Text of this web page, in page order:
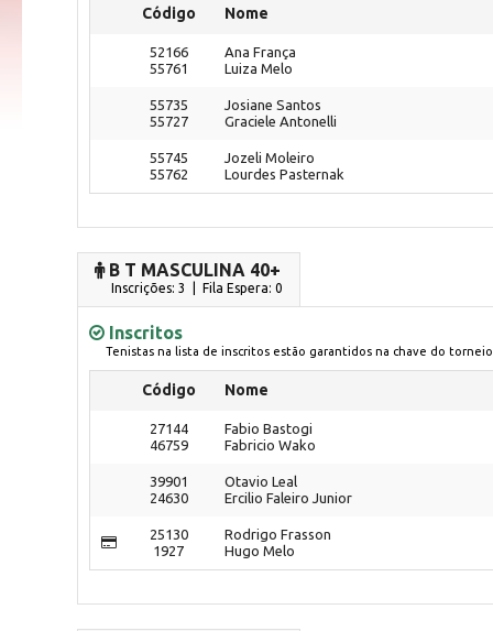
Código Nome
52166
55761
Ana França
Luiza Melo
55735
55727
Josiane Santos
Graciele Antonelli
55745
55762
Jozeli Moleiro
Lourdes Pasternak
B T MASCULINA 40+
Inscrições: 3 | Fila Espera: 0
Inscritos
Tenistas na lista de inscritos estão garantidos na chave do torneio
Código Nome
27144
46759
Fabio Bastogi
Fabricio Wako
39901
24630
Otavio Leal
Ercilio Faleiro Junior
25130
1927
Rodrigo Frasson
Hugo Melo